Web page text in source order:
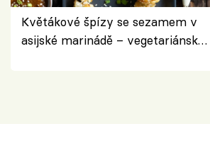
Květákové špízy se sezamem v
asijské marinádě – vegetariánská